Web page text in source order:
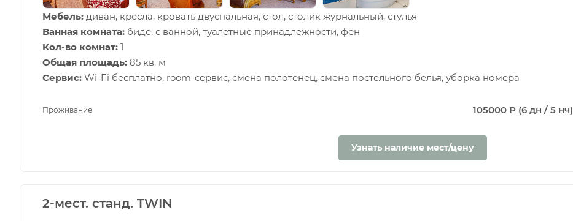
Мебель: диван, кресла, кровать двуспальная, стол, столик журнальный, стулья
Ванная комната: биде, с ванной, туалетные принадлежности, фен
Кол-во комнат: 1
Общая площадь: 85 кв. м
Сервис: Wi-Fi бесплатно, room-сервис, смена полотенец, смена постельного белья, уборка номера
Проживание 105000 Р (6 дн / 5 нч)
Узнать наличие мест/цену
2-мест. станд. TWIN